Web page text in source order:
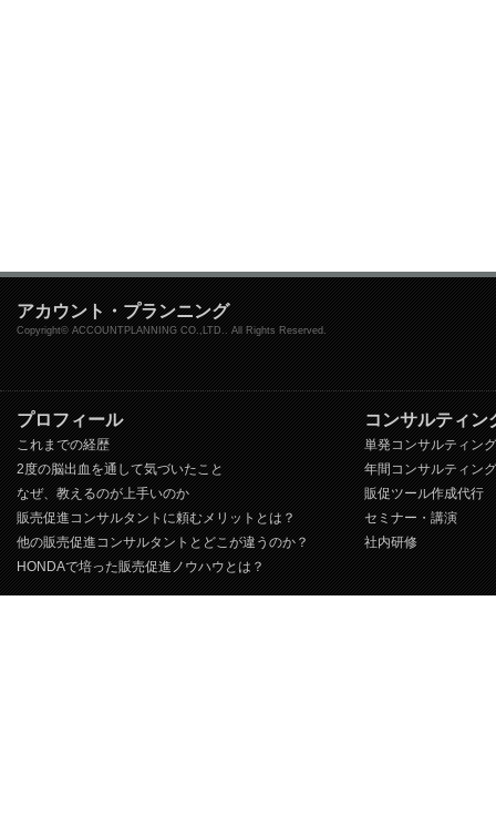
アカウント・プランニング
Copyright© ACCOUNTPLANNING CO.,LTD.. All Rights Reserved.
プロフィール
これまでの経歴
2度の脳出血を通して気づいたこと
なぜ、教えるのが上手いのか
販売促進コンサルタントに頼むメリットとは？
他の販売促進コンサルタントとどこが違うのか？
HONDAで培った販売促進ノウハウとは？
コンサルティン
単発コンサルティング
年間コンサルティング
販促ツール作成代行
セミナー・講演
社内研修